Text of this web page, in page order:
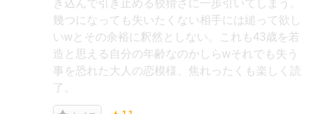
き込んで引き止める狡猾さに一歩引いてしまう。
幾つになっても失いたくない相手には縋って欲し
いwとその余裕に釈然としない。これも43歳を若
造と思える自分の年齢なのかしらwそれでも失う
事を恐れた大人の恋模様、焦れったくも楽しく読
了。